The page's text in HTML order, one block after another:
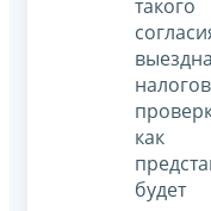
такого
как
будет